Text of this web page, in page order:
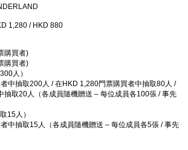
1,280 / HKD 880
購買者)
購買者)
300人）
中抽取200人 /在HKD 1,280門票購買者中抽取80人 /
抽取20人（各成員隨機贈送 – 每位成員各100張 /事先
15人）
中抽取15人（各成員隨機贈送 – 每位成員各5張 /事先